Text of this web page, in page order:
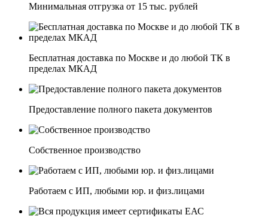
Минимальная отгрузка от 15 тыс. рублей
Бесплатная доставка по Москве и до любой ТК в
пределах МКАД
Предоставление полного пакета документов
Собственное производство
Работаем с ИП, любыми юр. и физ.лицами